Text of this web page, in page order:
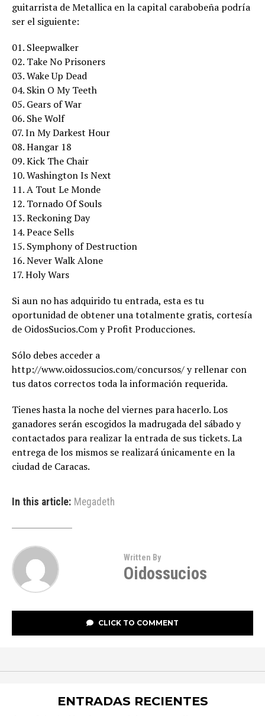
guitarrista de Metallica en la capital carabobeña podría
ser el siguiente:
01. Sleepwalker
02. Take No Prisoners
03. Wake Up Dead
04. Skin O My Teeth
05. Gears of War
06. She Wolf
07. In My Darkest Hour
08. Hangar 18
09. Kick The Chair
10. Washington Is Next
11. A Tout Le Monde
12. Tornado Of Souls
13. Reckoning Day
14. Peace Sells
15. Symphony of Destruction
16. Never Walk Alone
17. Holy Wars
Si aun no has adquirido tu entrada, esta es tu
oportunidad de obtener una totalmente gratis, cortesía
de OidosSucios.Com y Profit Producciones.
Sólo debes acceder a
http://www.oidossucios.com/concursos/ y rellenar con
tus datos correctos toda la información requerida.
Tienes hasta la noche del viernes para hacerlo. Los
ganadores serán escogidos la madrugada del sábado y
contactados para realizar la entrada de sus tickets. La
entrega de los mismos se realizará únicamente en la
ciudad de Caracas.
In this article: Megadeth
Written By
Oidossucios
CLICK TO COMMENT
ENTRADAS RECIENTES